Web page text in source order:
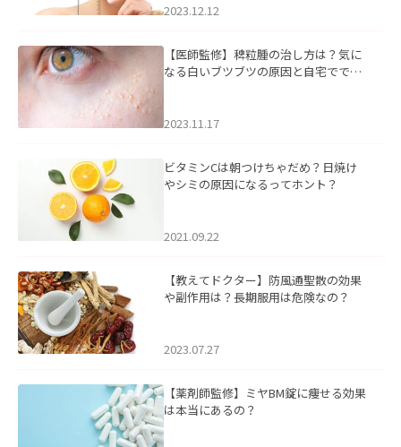
2023.12.12
【医師監修】稗粒腫の治し方は？気に
なる白いブツブツの原因と自宅ででき
2023.11.17
ビタミンCは朝つけちゃだめ？日焼け
やシミの原因になるってホント？
2021.09.22
【教えてドクター】防風通聖散の効果
や副作用は？長期服用は危険なの？
2023.07.27
【薬剤師監修】ミヤBM錠に痩せる効果
は本当にあるの？